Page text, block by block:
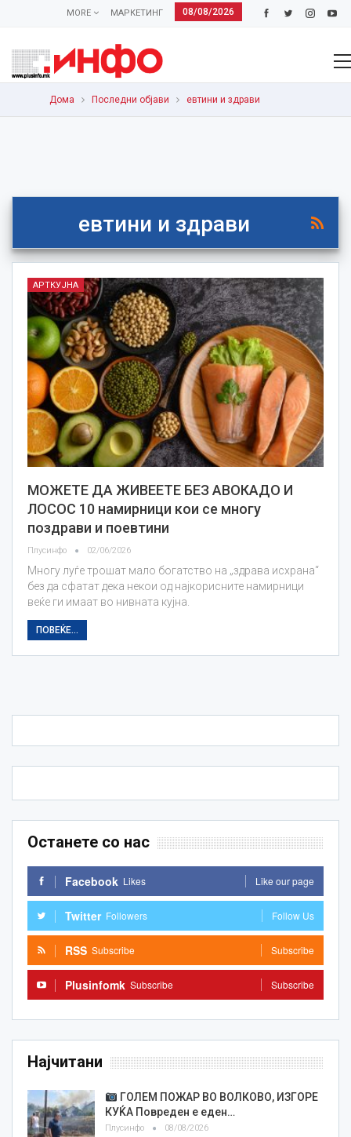
08/08/2026
МАРКЕТИНГ
MORE
Дома Последни објави евтини и здрави
евтини и здрави
АРТКУЈНА
МОЖЕТЕ ДА ЖИВЕЕТЕ БЕЗ АВОКАДО И
ЛОСОС 10 намирници кои се многу
поздрави и поевтини
Плусинфо 02/06/2026
Многу луѓе трошат мало богатство на „здрава исхрана“
без да сфатат дека некои од најкорисните намирници
веќе ги имаат во нивната кујна.
ПОВЕЌЕ...
Останете со нас
Facebook Likes Like our page
Twitter Followers Follow Us
RSS Subscribe Subscribe
Plusinfomk Subscribe Subscribe
Најчитани
ГОЛЕМ ПОЖАР ВО ВОЛКОВО, ИЗГОРЕ
КУЌА Повреден е еден…
Плусинфо 08/08/2026